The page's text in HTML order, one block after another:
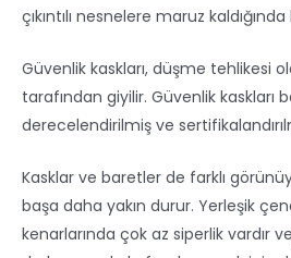
çıkıntılı nesnelere maruz
Güvenlik kaskları, düşme tehlikesi
tarafından giyilir. Güvenlik kaskları
derecelendirilmiş ve
Kasklar ve baretler de farklı
başa daha yakın durur. Yerleşik
kenarlarında çok az siperlik vardır